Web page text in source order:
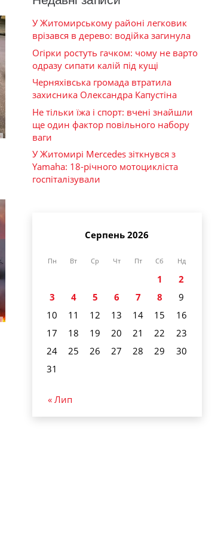
У Житомирському районі легковик
врізався в дерево: водійка загинула
Огірки ростуть гачком: чому не варто
одразу сипати калій під кущі
Черняхівська громада втратила
захисника Олександра Капустіна
Не тільки їжа і спорт: вчені знайшли
ще один фактор повільного набору
ваги
У Житомирі Mercedes зіткнувся з
Yamaha: 18-річного мотоцикліста
госпіталізували
Серпень 2026
Пн Вт Ср Чт Пт Сб Нд
1
2
3
4 5 6 7 8
9
10
11 12 13 14 15
16
17
18 19 20 21 22
23
24
25 26 27 28 29
30
31
« Лип